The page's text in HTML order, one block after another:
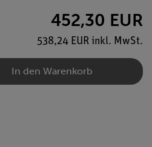
452,30 EUR
538,24 EUR inkl. MwSt.
In den Warenkorb